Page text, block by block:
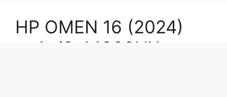
HP OMEN 16 (2024)
สเปก i9-14900HX +